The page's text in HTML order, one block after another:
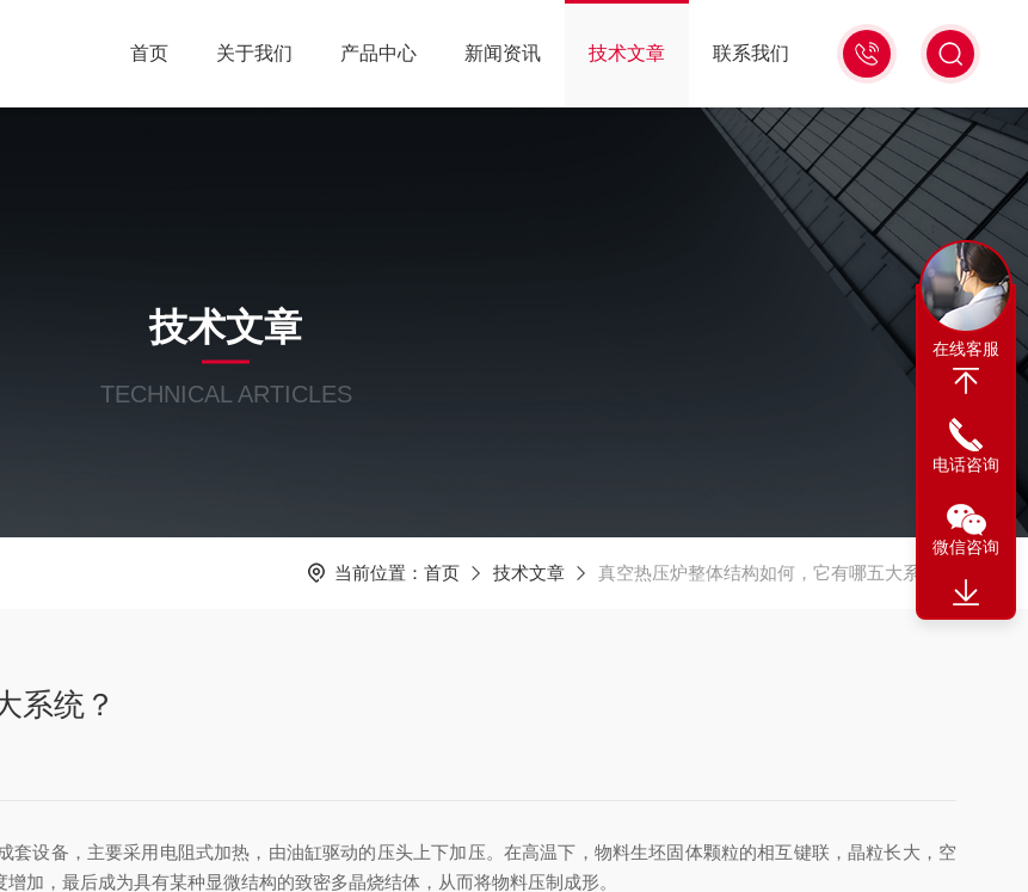
13311665350
首页 关于我们 产品中心 新闻资讯 技术文章 联系我们
技术文章
TECHNICAL ARTICLES
当前位置： 首页 技术文章 真空热压炉整体结构如何，它有哪五大系统？
系统？
备，主要采用电阻式加热，由油缸驱动的压头上下加压。在高温下，物料生坯固体颗粒的相互键联，晶粒长大，空
加，最后成为具有某种显微结构的致密多晶烧结体，从而将物料压制成形。
在线客服
电话咨询
微信咨询